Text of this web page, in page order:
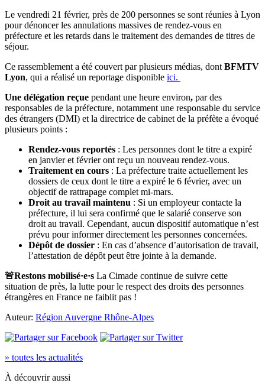
Le vendredi 21 février, près de 200 personnes se sont réunies à Lyon
pour dénoncer les annulations massives de rendez-vous en
préfecture et les retards dans le traitement des demandes de titres de
séjour.
Ce rassemblement a été couvert par plusieurs médias, dont BFMTV
Lyon, qui a réalisé un reportage disponible ici.
Une délégation reçue pendant une heure environ, par des
responsables de la préfecture, notamment une responsable du service
des étrangers (DMI) et la directrice de cabinet de la préfète a évoqué
plusieurs points :
Rendez-vous reportés : Les personnes dont le titre a expiré
en janvier et février ont reçu un nouveau rendez-vous.
Traitement en cours : La préfecture traite actuellement les
dossiers de ceux dont le titre a expiré le 6 février, avec un
objectif de rattrapage complet mi-mars.
Droit au travail maintenu : Si un employeur contacte la
préfecture, il lui sera confirmé que le salarié conserve son
droit au travail. Cependant, aucun dispositif automatique n’est
prévu pour informer directement les personnes concernées.
Dépôt de dossier : En cas d’absence d’autorisation de travail,
l’attestation de dépôt peut être jointe à la demande.
🚨Restons mobilisé·e·s La Cimade continue de suivre cette
situation de près, la lutte pour le respect des droits des personnes
étrangères en France ne faiblit pas !
Auteur: Région Auvergne Rhône-Alpes
» toutes les actualités
À découvrir aussi